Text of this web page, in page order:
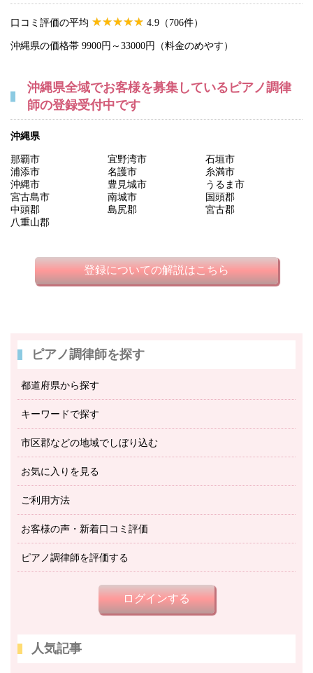
口コミ評価の平均 4.9（706件）
沖縄県の価格帯 9900円～33000円（料金のめやす）
沖縄県全域でお客様を募集しているピアノ調律
師の登録受付中です
沖縄県
那覇市 宜野湾市
石垣市
浦添市
名護市
糸満市
沖縄市
豊見城市
うるま市
宮古島市
南城市
国頭郡
中頭郡
島尻郡
宮古郡
八重山郡
登録についての解説はこちら
ピアノ調律師を探す
都道府県から探す
キーワードで探す
市区郡などの地域でしぼり込む
お気に入りを見る
ご利用方法
お客様の声・新着口コミ評価
ピアノ調律師を評価する
ログインする
人気記事